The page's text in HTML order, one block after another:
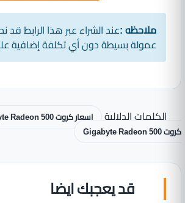
ملاحظه :عند الشراء عبر هذا الرابط
عمولة بسيطة دون أي تكلفة إضافية
الكلمات الدلالية اسعار كروت Gigabyte Radeon 500
كروت Gigabyte Radeon 500
قد يعجبك ايضا